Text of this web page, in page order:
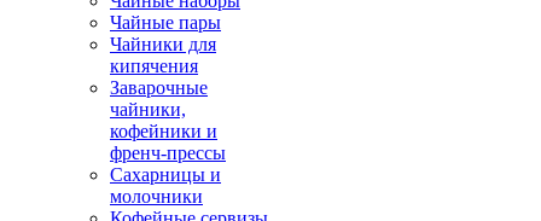
Чайные пары
Чайники для
кипячения
Заварочные
чайники,
кофейники и
френч-прессы
Сахарницы и
молочники